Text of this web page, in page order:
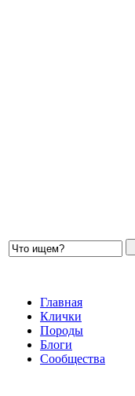
Главная
Клички
Породы
Блоги
Сообщества